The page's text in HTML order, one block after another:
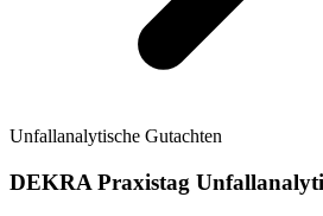
Unfallanalytische Gutachten
DEKRA Praxistag